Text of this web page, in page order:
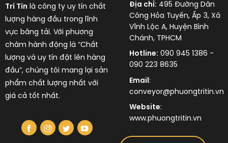
Trí Tín là công ty uy tín chất
lượng hàng đầu trong lĩnh
vực băng tải. Với phương
châm hành động là “Chất
lượng và uy tín đặt lên hàng
đầu”, chúng tôi mang lại sản
phẩm chất lượng nhất với
giá cả tốt nhất.
Địa chỉ: 495 Đường Dân
Công Hỏa Tuyến, Ấp 3, Xã
Vĩnh Lộc A, Huyện Bình
Chánh, TPHCM
Hotline: 090 945 1386 -
090 223 8635
Email :
conveyor@phuongtritin.vn
Website:
www.phuongtritin.vn